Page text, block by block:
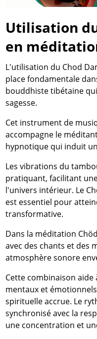
Utilisation
en
L'utilisation du Chod
place fondamentale
bouddhiste tibétaine
sagesse.
Cet instrument de
accompagne le
hypnotique qui induit
Les vibrations du
pratiquant, facilitant
l'univers intérieur. Le
est essentiel pour
transformative.
Dans la méditation
avec des chants et des
atmosphère sonore
Cette combinaison aide
mentaux et
spirituelle accrue. Le
synchronisé avec la
une concentration et